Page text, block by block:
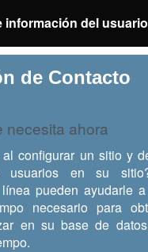
información del usuario
de Contacto
necesita ahora
configurar un sitio y
usuarios en su
pueden ayudarle
necesario para
en su base de